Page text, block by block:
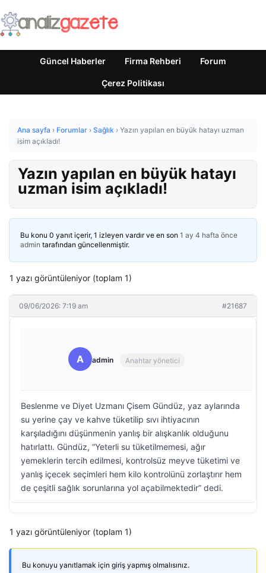
Güncel Haberler Firma Rehberi Forum
Çerez Politikası
Ana sayfa › Forumlar › Sağlık › Yazın yapılan en büyük hatayı uzman
isim açıkladı!
Yazın yapılan en büyük hatayı
uzman isim açıkladı!
Bu konu 0 yanıt içerir, 1 izleyen vardır ve en son 1 ay 4 hafta önce
admin tarafından güncellenmiştir.
1 yazı görüntüleniyor (toplam 1)
09/06/2026: 7:19 am #21687
A admin Anahtar yönetici
Beslenme ve Diyet Uzmanı Çisem Gündüz, yaz aylarında
su yerine çay ve kahve tüketilip sıvı ihtiyacının
karşıladığını düşünmenin yanlış bir alışkanlık olduğunu
hatırlattı. Gündüz, “Yeterli su tüketilmemesi, ağır
yemeklerin tercih edilmesi, kontrolsüz meyve tüketimi ve
yanlış içecek seçimleri hem kilo kontrolünü zorlaştırır hem
de çeşitli sağlık sorunlarına yol açabilmektedir” dedi.
1 yazı görüntüleniyor (toplam 1)
Bu konuyu yanıtlamak için giriş yapmış olmalısınız.